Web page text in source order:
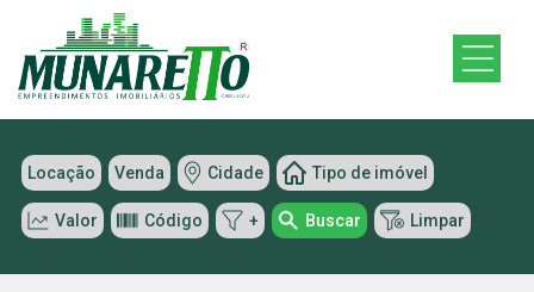
Locação Venda Cidade Tipo de imóvel
Valor Código + Buscar Limpar